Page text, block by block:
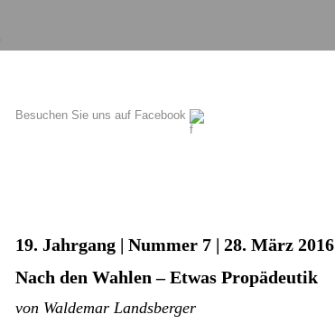
Besuchen Sie uns auf Facebook
19. Jahrgang | Nummer 7 | 28. März 2016
Nach den Wahlen – Etwas Propädeutik
von Waldemar Landsberger